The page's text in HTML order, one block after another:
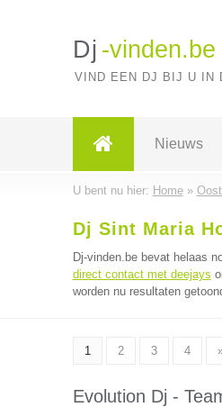
Dj -vinden.be
VIND EEN DJ BIJ U IN
Nieuws
U bent nu hier: Home»
Dj Sint Maria
Dj-vinden.be bevat helaas
direct contact met deejays
worden nu resultaten
1 2 3 4
Evolution Dj -